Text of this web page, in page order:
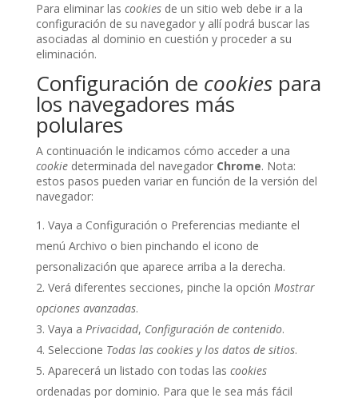
Para eliminar las cookiesde un sitio web debe ir a la
configuración de su navegador y allí podrá buscar las
asociadas al dominio en cuestión y proceder a su
eliminación.
Configuración de cookiespara
los navegadores más
polulares
A continuación le indicamos cómo acceder a una
cookiedeterminada del navegador Chrome. Nota:
estos pasos pueden variar en función de la versión del
navegador:
Vaya a Configuración o Preferencias mediante el
menú Archivo o bien pinchando el icono de
personalización que aparece arriba a la derecha.
Verá diferentes secciones, pinche la opción Mostrar
opciones avanzadas.
Vaya a Privacidad, Configuración de contenido.
Seleccione Todas las cookiesy los datos de sitios.
Aparecerá un listado con todas las cookies
ordenadas por dominio. Para que le sea más fácil